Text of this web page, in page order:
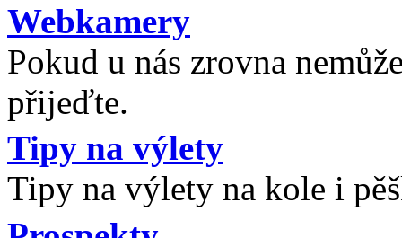
Webkamery
Pokud u nás zrovna
přijeďte.
Tipy na výlety
Tipy na výlety na kole i